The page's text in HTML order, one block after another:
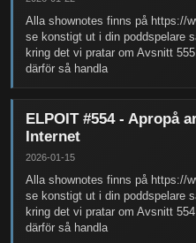
Alla shownotes finns på https://
se konstigt ut i din poddspelare
kring det vi pratar om Avsnitt
därför så handla
ELPOIT #554 - Apropå
Internet
2026-01-15
Alla shownotes finns på https://
se konstigt ut i din poddspelare
kring det vi pratar om Avsnitt
därför så handla